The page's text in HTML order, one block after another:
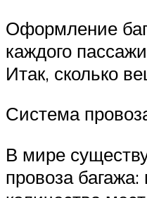
Оформление
каждого
Итак, сколько
Система
В мире
провоза